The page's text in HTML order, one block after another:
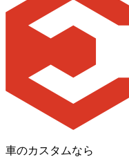
車のカスタムなら